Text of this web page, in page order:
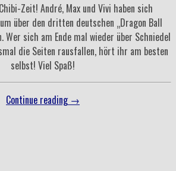
Zeit! André, Max und Vivi haben sich
über den dritten deutschen „Dragon Ball
Wer sich am Ende mal wieder über Schniedel
die Seiten rausfallen, hört ihr am besten
selbst! Viel Spaß!
Continue reading „Folge
→